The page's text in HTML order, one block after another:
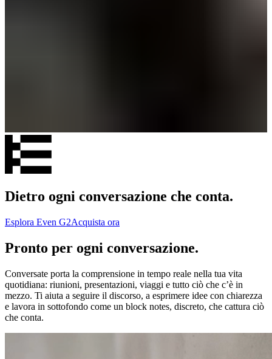
Dietro ogni conversazione che conta.
Esplora Even G2Acquista ora
Pronto per ogni conversazione.
Conversate porta la comprensione in tempo reale nella tua vita
quotidiana: riunioni, presentazioni, viaggi e tutto ciò che c’è in
mezzo. Ti aiuta a seguire il discorso, a esprimere idee con chiarezza
e lavora in sottofondo come un block notes, discreto, che cattura ciò
che conta.